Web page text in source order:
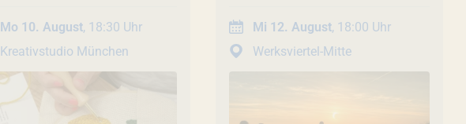
Mo 10. August, 18:30 Uhr
Kreativstudio München
Sonderveranstaltung zum
Jahres-Highlight 2026 mit
Mi 12. August, 18:00 Uhr
Werksviertel-Mitte